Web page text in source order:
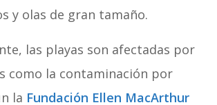
y olas de gran tamaño.
las playas son afectadas por
como la contaminación por
la Fundación Ellen MacArthur